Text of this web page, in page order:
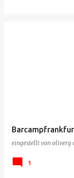
eingestellt von oliverg
1